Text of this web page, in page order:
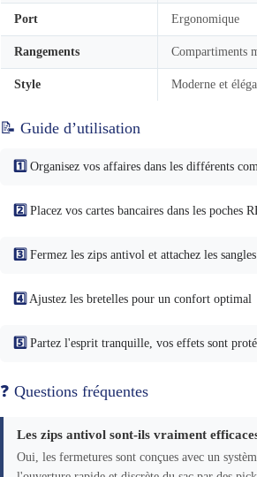
Port Ergonomique
Rangements Compartiments
Style Moderne et
📝 Guide d’utilisation
1️⃣ Organisez vos affaires dans les différents
2️⃣ Placez vos cartes bancaires dans les poches
3️⃣ Fermez les zips antivol et attachez les
4️⃣ Ajustez les bretelles pour un confort optimal
5️⃣ Partez l'esprit tranquille, vos effets sont
❓ Questions fréquentes
Les zips antivol sont-ils vraiment
Oui, les fermetures sont conçues avec un